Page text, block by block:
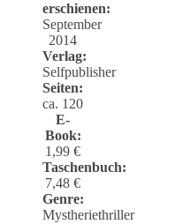
erschienen:
September
2014
Verlag:
Selfpublisher
Seiten:
ca. 120
E-
Book:
1,99 €
Taschenbuch:
7,48 €
Genre:
Mystheriethriller